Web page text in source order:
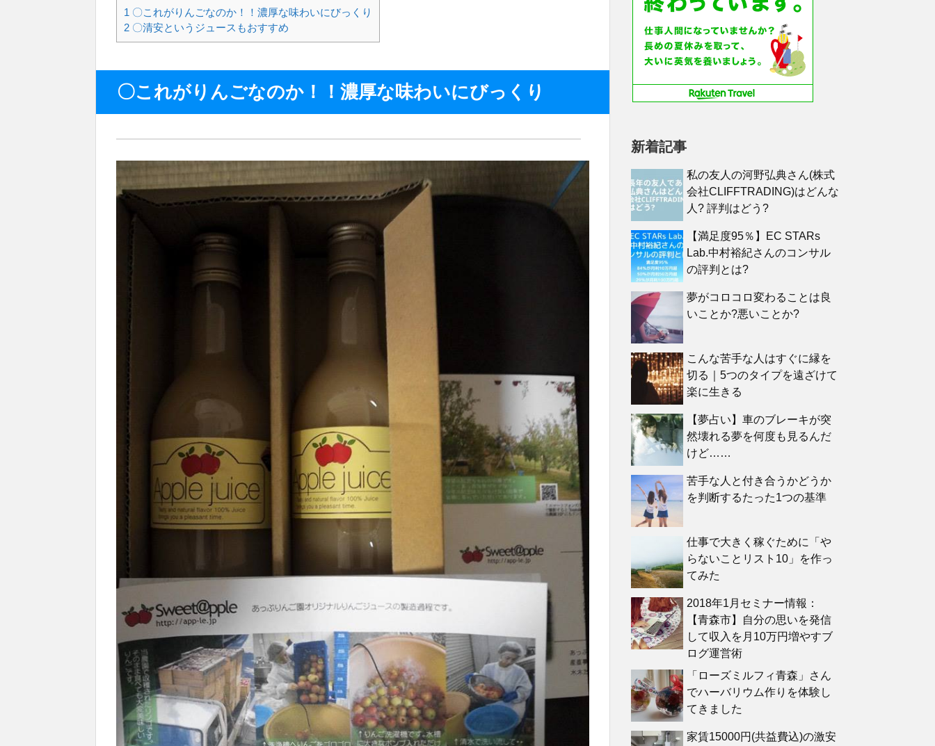
1 〇これがりんごなのか！！濃厚な味わいにびっくり
2 〇清安というジュースもおすすめ
〇これがりんごなのか！！濃厚な味わいにびっくり
新着記事
私の友人の河野弘典さん(株式
会社CLIFFTRADING)はどんな
人? 評判はどう?
【満足度95％】EC STARs
Lab.中村裕紀さんのコンサル
の評判とは?
夢がコロコロ変わることは良
いことか?悪いことか?
こんな苦手な人はすぐに縁を
切る｜5つのタイプを遠ざけて
楽に生きる
【夢占い】車のブレーキが突
然壊れる夢を何度も見るんだ
けど……
苦手な人と付き合うかどうか
を判断するたった1つの基準
仕事で大きく稼ぐために「や
らないことリスト10」を作っ
てみた
2018年1月セミナー情報：
【青森市】自分の思いを発信
して収入を月10万円増やすブ
ログ運営術
「ローズミルフィ青森」さん
でハーバリウム作りを体験し
てきました
家賃15000円(共益費込)の激安